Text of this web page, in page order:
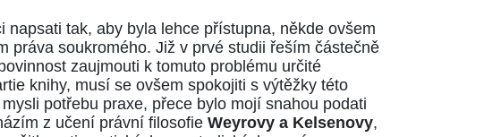
tak, aby byla lehce přístupna, někde ovšem
práva soukromého. Již v prvé studii řeším částečně
zaujmouti k tomuto problému určité
knihy, musí se ovšem spokojiti s výtěžky této
potřebu praxe, přece bylo mojí snahou podati
z učení právní filosofie Weyrovy a Kelsenovy,